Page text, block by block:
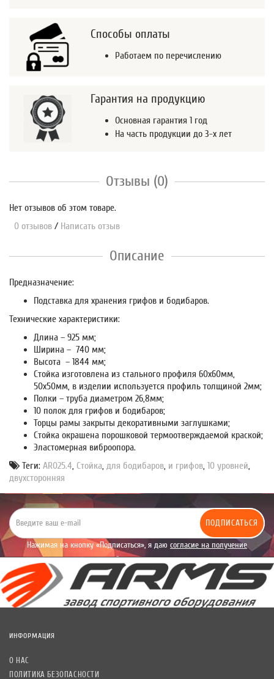
Способы оплаты
Работаем по перечислению
Гарантия на продукцию
Основная гарантия 1 год
На часть продукции до 3-х лет
Отзывы (0)
Нет отзывов об этом товаре.
0 отзывов / Написать отзыв
Описание
Предназначение:
Подставка для хранения грифов и бодибаров.
Технические характеристики:
Длина – 925 мм;
Ширина – 740 мм;
Высота – 1844 мм;
Стойка изготовлена из стального профиля 60х60мм,
50х50мм, в изделии используется профиль толщиной 2мм;
Полки – труба диаметром 26,8мм;
10 полок для грифов и бодибаров;
Торцы рамы закрыты декоративными заглушками;
Стойка окрашена порошковой термоотверждаемой краской;
Эластомерная виброопора.
Теги: AR025.4, Стойка, для бодибаров, и грифов, 10 уровней,
двухсторонняя
ПОДПИСАТЬСЯ
Нажимая на кнопку «Подписаться», я даю согласие на получение
уведомлений рекламного характера.
ИНФОРМАЦИЯ
О НАС
ПОЛИТИКА БЕЗОПАСНОСТИ